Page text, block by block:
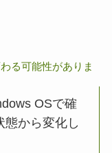
る可能性がありま
OSで確
態から変化し